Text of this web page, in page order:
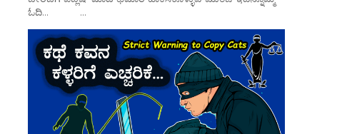
ಓದಿ... ...